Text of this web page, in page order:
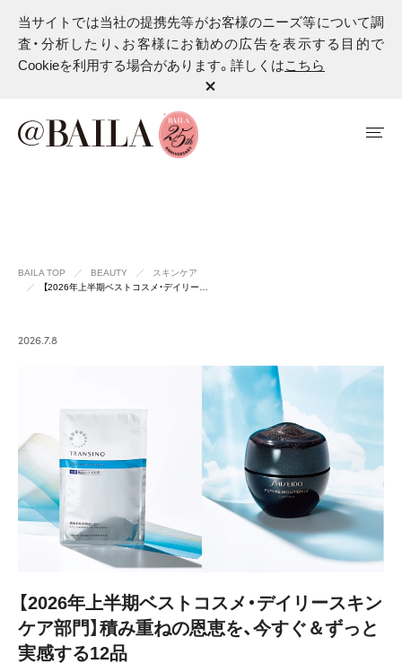
当サイトでは当社の提携先等がお客様のニーズ等について調
査・分析したり、お客様にお勧めの広告を表示する目的で
Cookieを利用する場合があります。詳しくはこちら
BAILA TOP BEAUTY
スキンケア
【2026年上半期ベストコスメ・デイリー…
2026.7.8
【2026年上半期ベストコスメ・デイリースキン
ケア部門】積み重ねの恩恵を、今すぐ＆ずっと
実感する12品